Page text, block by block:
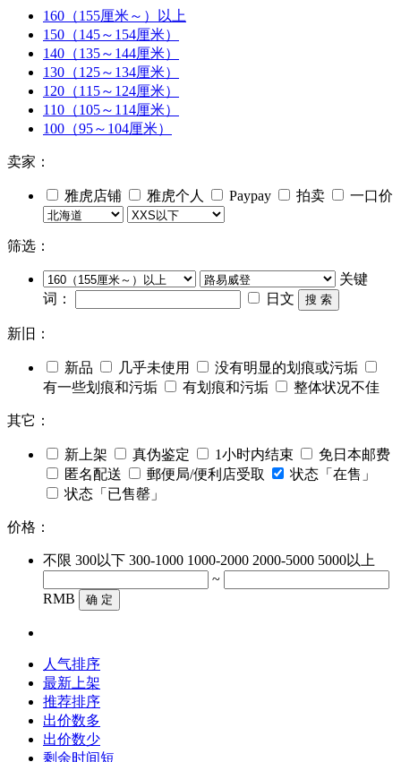
160（155厘米～）以上
150（145～154厘米）
140（135～144厘米）
130（125～134厘米）
120（115～124厘米）
110（105～114厘米）
100（95～104厘米）
卖家：
雅虎店铺 雅虎个人 Paypay 拍卖 一口价
筛选：
关键
词：
日文 搜 索
新旧：
新品 几乎未使用
没有明显的划痕或污垢
有一些划痕和污垢
有划痕和污垢 整体状况不佳
其它：
新上架 真伪鉴定 1小时内结束
免日本邮费
匿名配送
郵便局/便利店受取
状态「在售」
状态「已售罄」
价格：
不限 300以下 300-1000 1000-2000 2000-5000 5000以上
~
RMB
确 定
人气排序
最新上架
推荐排序
出价数多
出价数少
剩余时间短